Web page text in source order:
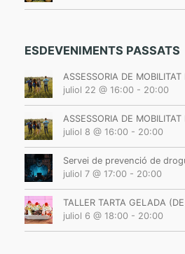
ESDEVENIMENTS PASSATS
ASSESSORIA DE
juliol 22 @ 16:00 - 20:00
ASSESSORIA DE
juliol 8 @ 16:00 - 20:00
Servei de prevenció de
juliol 7 @ 17:00 - 20:00
TALLER TARTA GELADA
juliol 6 @ 18:00 - 20:00